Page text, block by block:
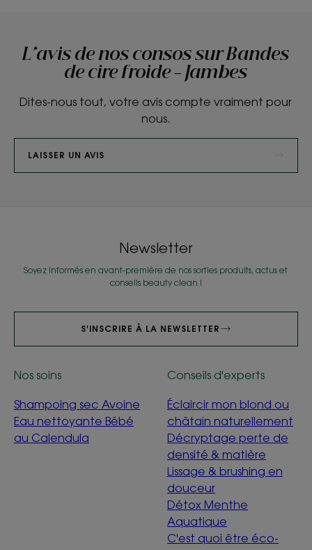
L'avis de nos consos sur Bandes
de cire froide - Jambes
Dites-nous tout, votre avis compte vraiment pour
nous.
LAISSER UN AVIS
Newsletter
Soyez informés en avant-première de nos sorties produits, actus et
conseils beauty clean !
S'INSCRIRE À LA NEWSLETTER
Nos soins
Shampoing sec Avoine
Eau nettoyante Bébé
au Calendula
Conseils d'experts
Éclaircir mon blond ou
châtain naturellement
Décryptage perte de
densité & matière
Lissage & brushing en
douceur
Détox Menthe
Aquatique
C'est quoi être éco-